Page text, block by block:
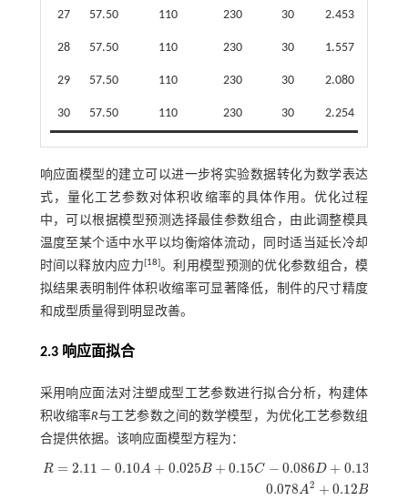
27 57.50 110 230 30 2.453
28 57.50 110 230 30 1.557
29 57.50 110 230 30 2.080
30 57.50 110 230 30 2.254
响应面模型的建立可以进一步将实验数据转化为数学表达
式，量化工艺参数对体积收缩率的具体作用。优化过程
中，可以根据模型预测选择最佳参数组合，由此调整模具
温度至某个适中水平以均衡熔体流动，同时适当延长冷却
时间以释放内应力[18]。利用模型预测的优化参数组合，模
拟结果表明制件体积收缩率可显著降低，制件的尺寸精度
和成型质量得到明显改善。
2.3 响应面拟合
采用响应面法对注塑成型工艺参数进行拟合分析，构建体
积收缩率R与工艺参数之间的数学模型，为优化工艺参数组
合提供依据。该响应面模型方程为：
R = 2.11 − 0.10 A + 0.025 B + 0.15C − 0.086 D + 0.13
0.078A2 + 0.12B
B +0.25 A C 0.055 AD-0.12